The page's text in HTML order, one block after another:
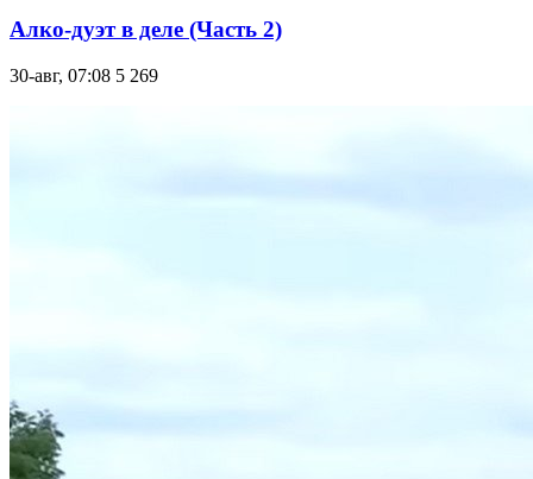
Алко-дуэт в деле (Часть 2)
30-авг, 07:08 5 269